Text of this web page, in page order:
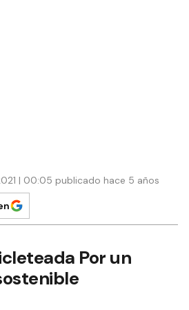
| 00:05 publicado hace 5 años
Por un